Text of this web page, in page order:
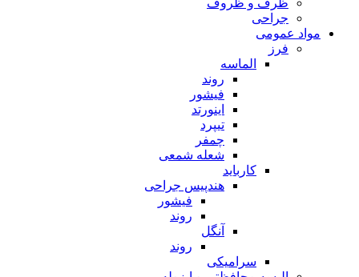
ظرف و ظروف
جراحی
مواد عمومی
فرز
الماسه
روند
فیشور
اینورتد
تیپرد
چمفر
شعله شمعی
کارباید
هندپیس جراحی
فیشور
روند
آنگل
روند
سرامیکی